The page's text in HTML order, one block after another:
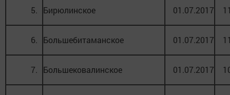
5. Бирюлинское 01.07.2017
6. Большебитаманское 01.07.2017
7. Большековалинское 01.07.2017